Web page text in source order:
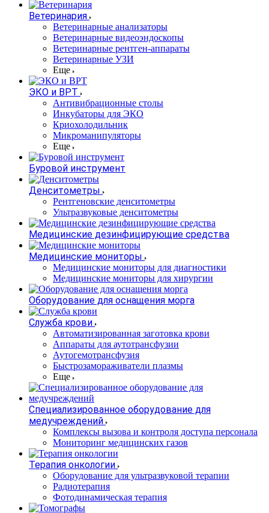
Ветеринария
Ветеринарные анализаторы
Ветеринарные видеоэндоскопы
Ветеринарные рентген-аппараты
Ветеринарные УЗИ
Еще
ЭКО и ВРТ
Антивибрационные столы
Инкубаторы для ЭКО
Криохолодильник
Микроманипуляторы
Еще
Буровой инструмент
Денситометры
Рентгеновские денситометры
Ультразвуковые денситометры
Медицинские дезинфицирующие средства
Медицинские мониторы
Медицинские мониторы для диагностики
Медицинские мониторы для хирургии
Оборудование для оснащения морга
Служба крови
Автоматизированная заготовка крови
Аппараты для аутотрансфузии
Аутогемотрансфузия
Быстрозамораживатели плазмы
Еще
Специализированное оборудование для
медучреждений
Комплексы вызова и контроля доступа персонала
Мониторинг медицинских газов
Терапия онкологии
Оборудование для ультразвуковой терапии
Радиотерапия
Фотодинамическая терапия